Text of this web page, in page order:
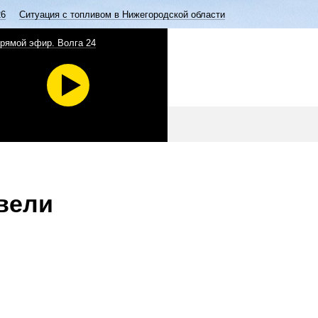
Ситуация с топливом в Нижегородской области
эфир. Волга 24